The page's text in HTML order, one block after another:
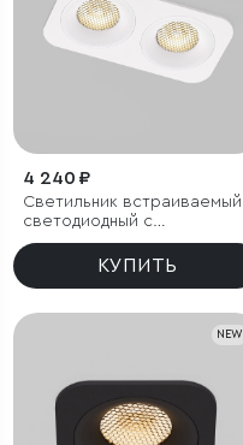
4 240 ₽
Светильник встраиваемый
светодиодный с
антибликовой решеткой
Tetro 20W 3000K белый
КУПИТЬ
NEW